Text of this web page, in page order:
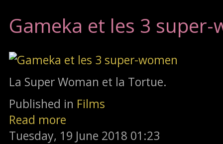
Gameka et les 3 super-
La Super Woman et la Tortue.
Published in Films
Read more
Tuesday, 19 June 2018 01:23